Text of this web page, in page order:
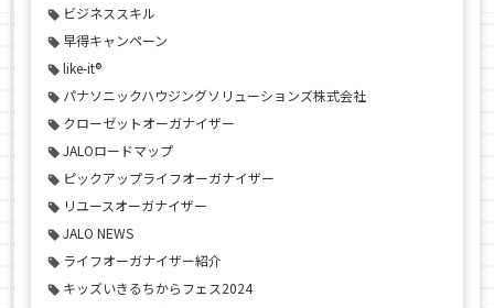
ビジネススキル
早得キャンペーン
like-it®
パナソニックハウジングソリューションズ株式会社
クローゼットオーガナイザー
JALOロードマップ
ピックアップライフオーガナイザー
リユースオーガナイザー
JALO NEWS
ライフオーガナイザー紹介
キッズいきるちからフェス2024